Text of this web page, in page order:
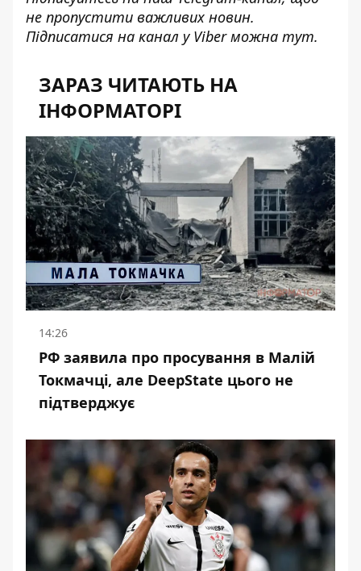
не пропустити важливих новин.
Підписатися на канал у Viber можна тут.
ЗАРАЗ ЧИТАЮТЬ НА
ІНФОРМАТОРІ
14:26
РФ заявила про просування в Малій
Токмачці, але DeepState цього не
підтверджує